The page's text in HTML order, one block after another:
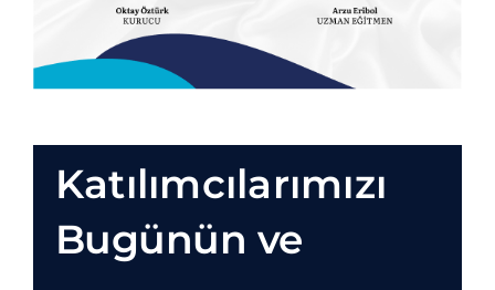
Katılımcılarımızı
Bugünün ve